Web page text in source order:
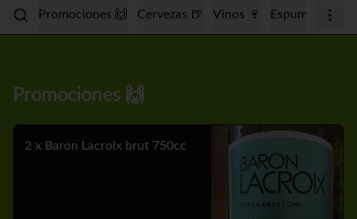
Promociones 🙌 Cervezas 🍺 Vinos 🍷 Espumantes 🥂
Promociones 🙌
2 x Baron Lacroix brut 750cc